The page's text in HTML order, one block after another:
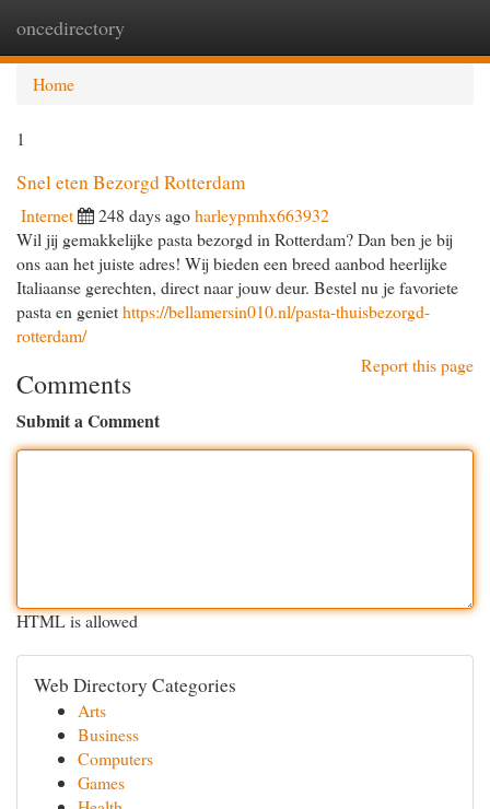
oncedirectory
Home
1
Snel eten Bezorgd Rotterdam
Internet 248 days agoharleypmhx663932
Wil jij gemakkelijke pasta bezorgd in Rotterdam? Dan ben je bij
ons aan het juiste adres! Wij bieden een breed aanbod heerlijke
Italiaanse gerechten, direct naar jouw deur. Bestel nu je favoriete
pasta en geniethttps://bellamersin010.nl/pasta-thuisbezorgd-
rotterdam/
Report this page
Comments
Submit a Comment
HTML is allowed
Web Directory Categories
Arts
Business
Computers
Games